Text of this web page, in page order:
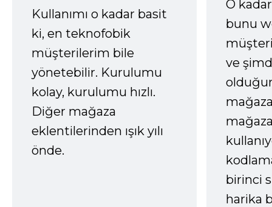
Kullanımı o kadar basit
ki, en teknofobik
müşterilerim bile
yönetebilir. Kurulumu
kolay, kurulumu hızlı.
Diğer mağaza
eklentilerinden ışık yılı
önde.
O
bunu
ve
birinci
harika